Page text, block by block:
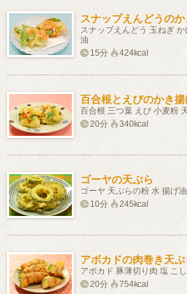
スナップえんどうの
スナップえんどう 玉ねぎ
油
15分
424kcal
百合根とえびのかき揚
百合根 三つ葉 えび 小麦粉
20分
340kcal
ゴーヤの天ぷら
ゴーヤ 天ぷらの粉 水 揚げ油
10分
245kcal
アボカドの肉巻き天ぷ
アボカド 豚薄切り肉 塩 こ
20分
754kcal